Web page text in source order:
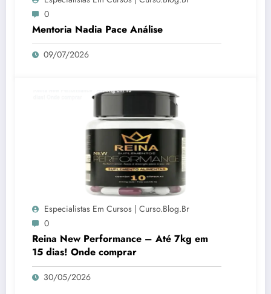
0
Mentoria Nadia Pace Análise
09/07/2026
Especialistas Em Cursos | Curso.blog.br
0
Reina New Performance – Até 7kg em
15 dias! Onde comprar
30/05/2026